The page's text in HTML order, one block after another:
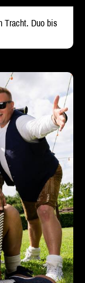
Tracht. Duo bis